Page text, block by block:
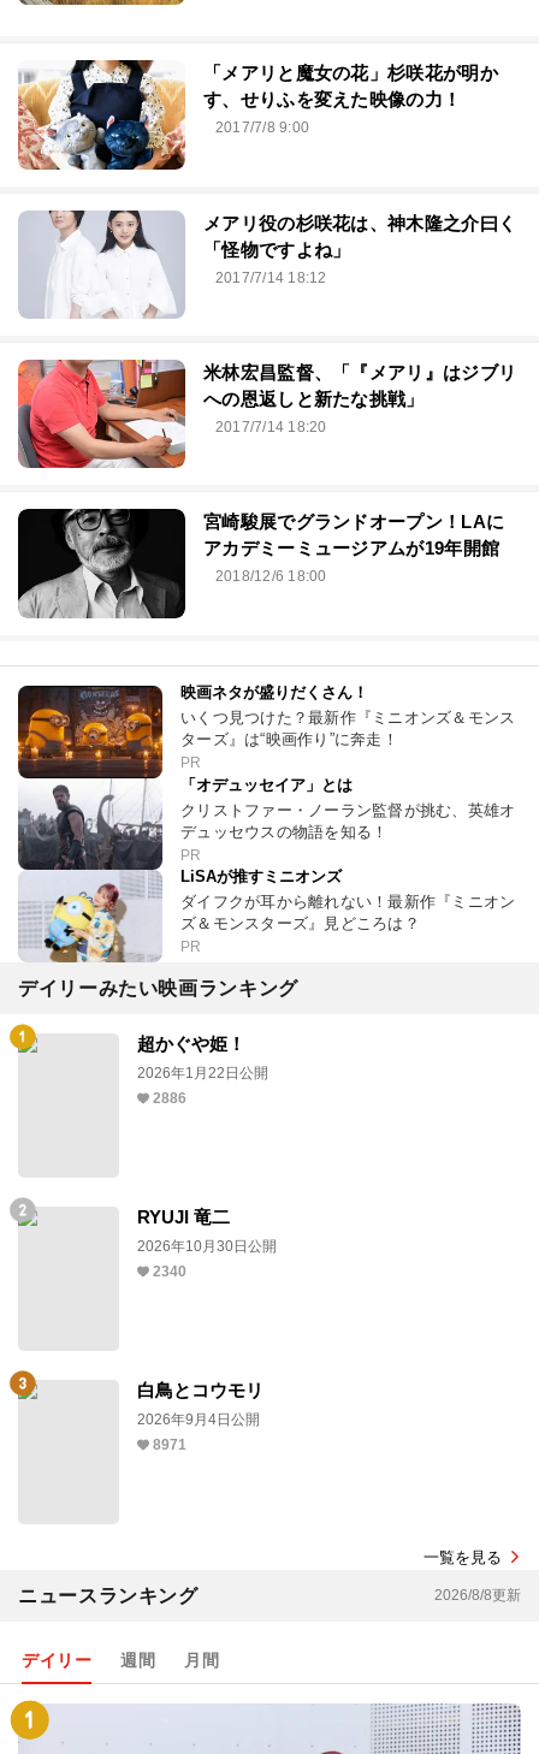
「メアリと魔女の花」杉咲花が明か
す、せりふを変えた映像の力！
2017/7/8 9:00
メアリ役の杉咲花は、神木隆之介曰く
「怪物ですよね」
2017/7/14 18:12
米林宏昌監督、「『メアリ』はジブリ
への恩返しと新たな挑戦」
2017/7/14 18:20
宮崎駿展でグランドオープン！LAに
アカデミーミュージアムが19年開館
2018/12/6 18:00
映画ネタが盛りだくさん！
いくつ見つけた？最新作『ミニオンズ＆モンス
ターズ』は“映画作り”に奔走！
PR
「オデュッセイア」とは
クリストファー・ノーラン監督が挑む、英雄オ
デュッセウスの物語を知る！
PR
LiSAが推すミニオンズ
ダイフクが耳から離れない！最新作『ミニオン
ズ＆モンスターズ』見どころは？
PR
デイリーみたい映画ランキング
超かぐや姫！
2026年1月22日公開
2886
RYUJI 竜二
2026年10月30日公開
2340
白鳥とコウモリ
2026年9月4日公開
8971
一覧を見る
ニュースランキング 2026/8/8更新
デイリー 週間 月間